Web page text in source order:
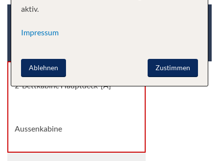
2-Bettkabine Hauptdeck-[A]
Aussenkabine
aktiv.
Impressum
Zustimmen
Ablehnen